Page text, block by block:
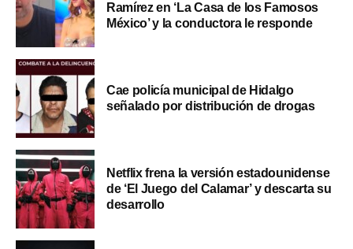
Ramírez en ‘La Casa de los Famosos
México’ y la conductora le responde
Cae policía municipal de Hidalgo
señalado por distribución de drogas
Netflix frena la versión estadounidense
de ‘El Juego del Calamar’ y descarta su
desarrollo